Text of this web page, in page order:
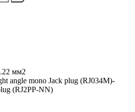
мм2
angle mono Jack plug (RJ034M)-
(RJ2PP-NN)